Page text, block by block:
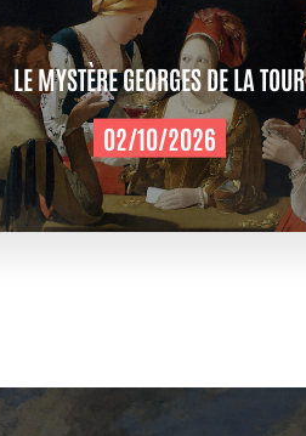
LE MYSTÈRE GEORGES DE LA TOUR
02/10/2026